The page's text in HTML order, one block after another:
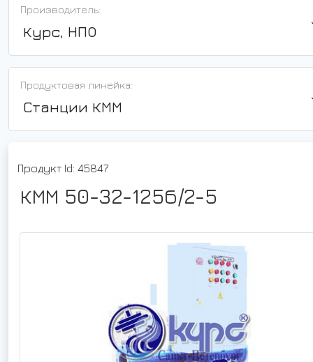
Производитель:
Курс, НПО
Продуктовая линейка:
Станции КММ
Продукт Id: 45847
КММ 50-32-125б/2-5